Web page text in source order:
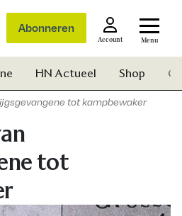
Abonneren
Account Menu
HN Actueel Shop
tot kampbewaker
tot